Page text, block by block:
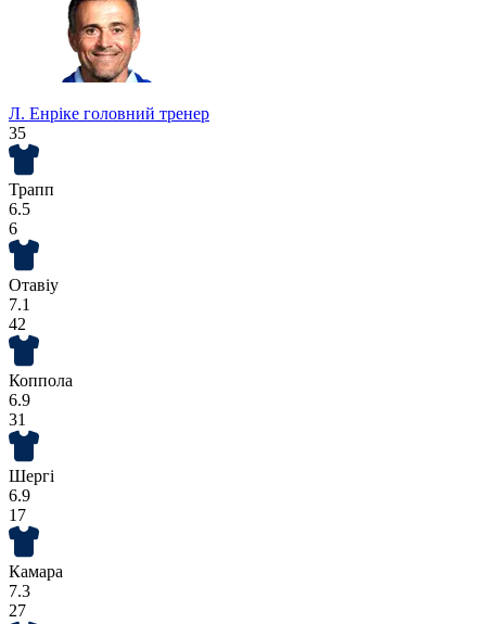
Л. Енріке головний тренер
35
Трапп
6.5
6
Отавіу
7.1
42
Коппола
6.9
31
Шергі
6.9
17
Камара
7.3
27